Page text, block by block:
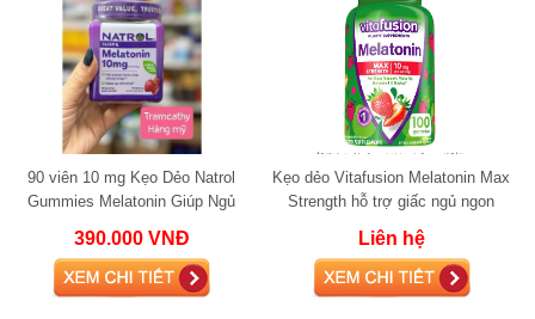
90 viên 10 mg Kẹo Dẻo Natrol
Gummies Melatonin Giúp Ngủ
390.000 VNĐ
Kẹo dẻo Vitafusion Melatonin Max
Strength hỗ trợ giấc ngủ ngon
10mg 100 viên
Liên hệ